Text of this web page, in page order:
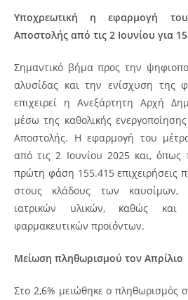
Υποχρεωτική η εφαρμογή
Αποστολής από τις 2 Ιουνίου για
Σημαντικό βήμα προς την
αλυσίδας και την ενίσχυση της
επιχειρεί η Ανεξάρτητη Αρχή
μέσω της καθολικής
Αποστολής. Η εφαρμογή του
από τις 2 Ιουνίου 2025 και, όπως
πρώτη φάση 155.415 επιχειρήσεις
στους κλάδους των καυσίμων,
ιατρικών υλικών, καθώς και
φαρμακευτικών προϊόντων.
Μείωση πληθωρισμού τον Απρίλιο
Στο 2,6% μειώθηκε ο πληθωρισμός